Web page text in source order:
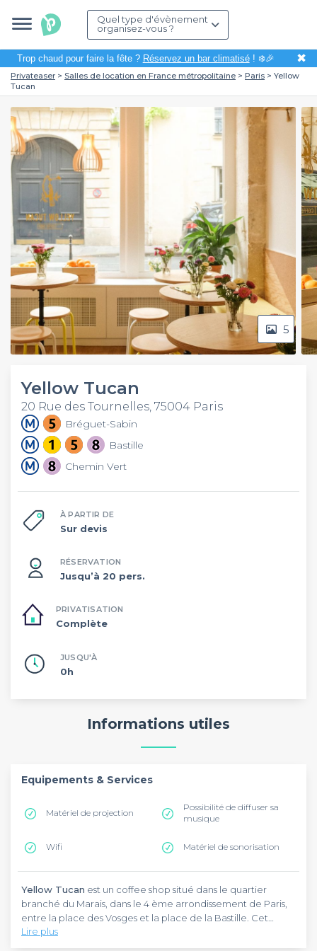
Quel type d'évènement
organisez-vous ?
Trop chaud pour faire la fête ? Réservez un bar climatisé! ❄️🎉 ✖
Privateaser Salles de location en France métropolitaine Paris
Yellow
Tucan
5
Yellow Tucan
20 Rue des Tournelles, 75004 Paris
Bréguet-Sabin
Bastille
Chemin Vert
À PARTIR DE
Sur devis
RÉSERVATION
Jusqu’à 20 pers.
PRIVATISATION
Complète
JUSQU'À
0h
Informations utiles
Equipements & Services
Matériel de projection
Possibilité de diffuser sa
musique
Wifi Matériel de sonorisation
Yellow Tucan est un coffee shop situé dans le quartier
branché du Marais, dans le 4 ème arrondissement de Paris,
entre la place des Vosges et la place de la Bastille. Cet
espace est disponible à la location tous les jours entre 19h et
minuit, il est idéal pour la réception d’un cocktail, d'un
La salle du coffee shopYellow Tucanest lumineuse et
Lire plus